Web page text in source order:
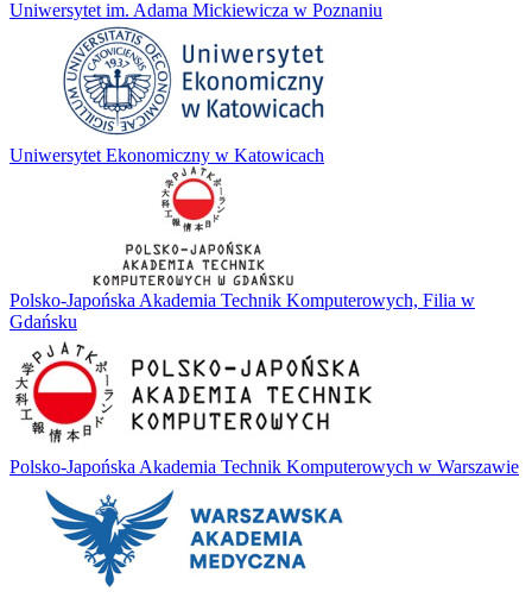
Uniwersytet im. Adama Mickiewicza w Poznaniu
Uniwersytet Ekonomiczny w Katowicach
Polsko-Japońska Akademia Technik Komputerowych, Filia w
Gdańsku
Polsko-Japońska Akademia Technik Komputerowych w Warszawie